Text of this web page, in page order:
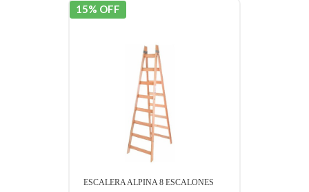
15% OFF
ESCALERA ALPINA 8 ESCALONES